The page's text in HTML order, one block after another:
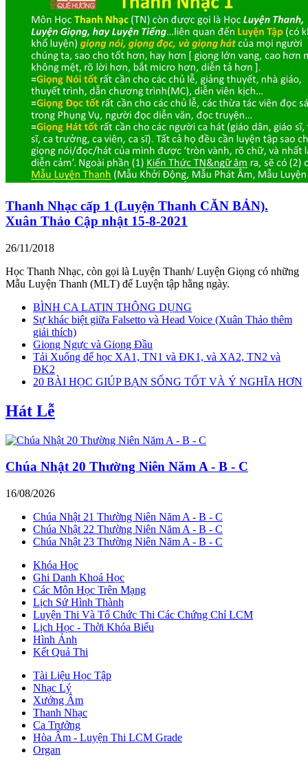
Thanh Nhạc cấp 1 (Luyện Thanh CĂN BẢN).
Xuân Thảo Cập nhật 15-8-2021
26/11/2018
Học Thanh Nhạc, còn gọi là Luyện Thanh/ Luyện Giọng có những
Mẫu Luyện Thanh (MLT) để Luyện tập hằng ngày.
BÌNH CA LATIN THÔNG DỤNG
Sự khác biệt giữa Falsetto và Head Voice (Xuân Thảo thêm
giải thích)
Giọng Ngực và Giọng Đầu
Tải Xuống để học XA1, TN1 và ĐK1, và XA2, TN2 và
ĐK2
20 BÀI HỌC GIÚP BẠN SỐNG TỐT VÀ Ý NGHĨA HƠN
Hát Lễ
Chúa Nhật 20 Thường Niên Năm A - B - C
16/08/2026
Chúa Nhật 21 Thường Niên Năm A - B - C
Chúa Nhật 22 Thường Niên Năm A - B - C
Chúa Nhật 23 Thường Niên Năm A - B - C
Khóa Học
Ghi Danh Khoá Học
Các Môn Học Trên Mạng
Lịch Sử Hình Thành
Luyện Thi Và Tổ Chức Thi Các Chứng Chỉ LCM
Lịch Học - Thời Khóa Biểu
Hình Ảnh
Kết Quả Thi
Tài Liệu Học Tập
Nhạc Lý
Xướng Âm
Thanh Nhạc
Ca Trưởng
Hòa Âm - Luyện Thi LCM Grade
Organ